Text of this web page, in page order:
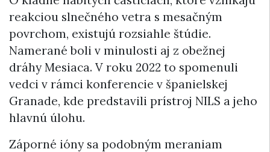
reakciou slnečného vetra s mesačným
povrchom, existujú rozsiahle štúdie.
Namerané boli v minulosti aj z obežnej
dráhy Mesiaca. V roku 2022 to spomenuli
vedci v rámci konferencie v španielskej
Granade, kde predstavili prístroj NILS a jeho
hlavnú úlohu.
Záporné ióny sa podobným meraniam